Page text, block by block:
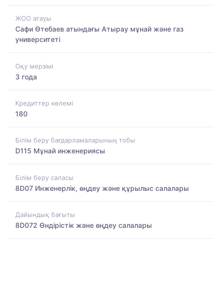
ЖОО атауы
Сафи Өтебаев атындағы Атырау мұнай және газ
университеті
Оқу мерзімі
3 года
Кредиттер көлемі
180
Білім беру бағдарламаларының тобы
D115 Мұнай инженериясы
Білім беру саласы
8D07 Инженерлік, өңдеу және құрылыс салалары
Дайындық бағыты
8D072 Өндірістік және өңдеу салалары